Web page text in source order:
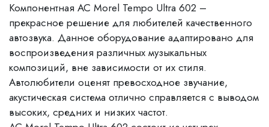
Компонентная АС Morel Tempo Ultra 602 –
прекрасное решение для любителей качественного
автозвука. Данное оборудование адаптировано для
воспроизведения различных музыкальных
композиций, вне зависимости от их стиля.
Автолюбители оценят превосходное звучание,
акустическая система отлично справляется с выводом
высоких, средних и низких частот.